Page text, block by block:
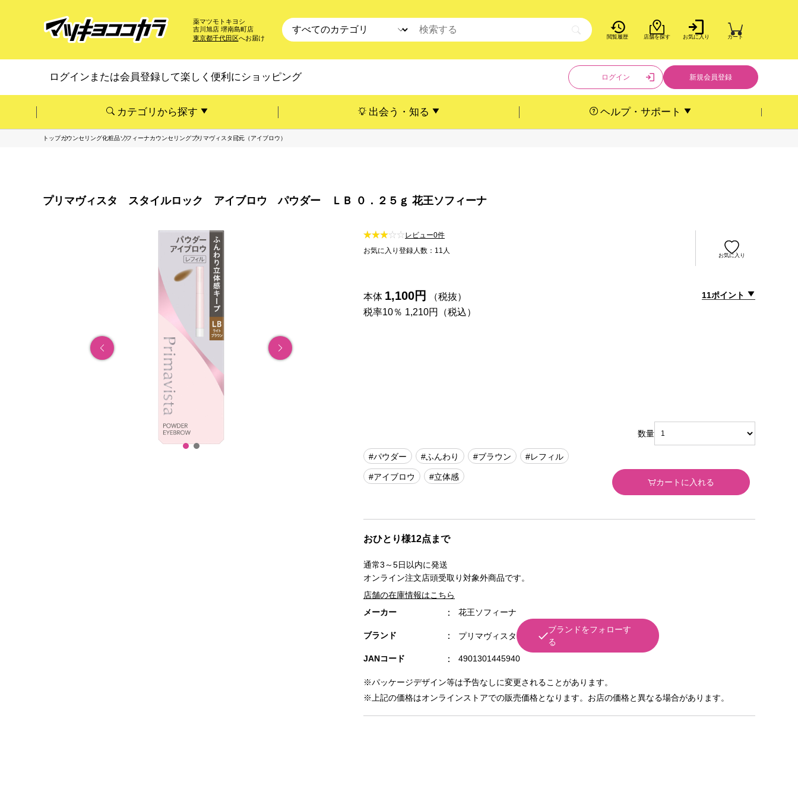
薬マツモトキヨシ
吉川旭店 堺南島町店
東京都千代田区へお届け 閲覧履歴 店舗を探す お気に入り カート
ログインまたは会員登録して楽しく便利にショッピング ログイン 新規会員登録
カテゴリから探す 出会う・知る ヘルプ・サポート
トップカウンセリング化粧品ソフィーナカウンセリングプリマヴィスタ目元（アイブロウ）
プリマヴィスタ スタイルロック アイブロウ パウダー ＬＢ ０．２５ｇ 花王ソフィーナ
レビュー0件
お気に入り登録人数：11人
お気に入り
本体 1,100円
（税抜）
税率10％ 1,210円（税込）
11ポイント
#パウダー #ふんわり #ブラウン #レフィル
#アイブロウ #立体感
おひとり様12点まで
通常3～5日以内に発送
オンライン注文店頭受取り対象外商品です。
店舗の在庫情報はこちら
メーカー 花王ソフィーナ
ブランド プリマヴィスタ
ブランドをフォローす
る
JANコード
4901301445940
※パッケージデザイン等は予告なしに変更されることがあります。
※上記の価格はオンラインストアでの販売価格となります。お店の価格と異なる場合があります。
数量
カートに入れる